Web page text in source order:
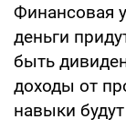
Финансовая
деньги
быть
доходы от
навыки